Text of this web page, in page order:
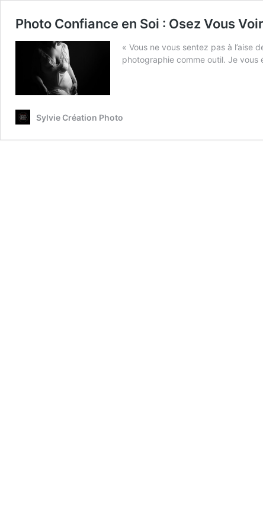
Photo Confiance en Soi : Osez Vous
« Vous ne vous sentez pas à l’aise
photographie comme outil. Je
Sylvie Création Photo